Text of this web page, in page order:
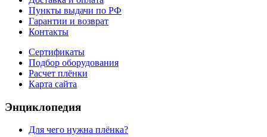
Пункты выдачи по РФ
Гарантии и возврат
Контакты
Сертификаты
Подбор оборудования
Расчет плёнки
Карта сайта
Энциклопедия
Для чего нужна плёнка?